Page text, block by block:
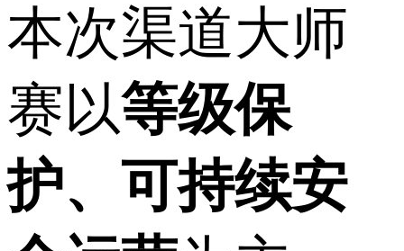
本次渠道大师
赛以等级保
护、可持续安